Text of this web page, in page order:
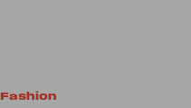
Fashion